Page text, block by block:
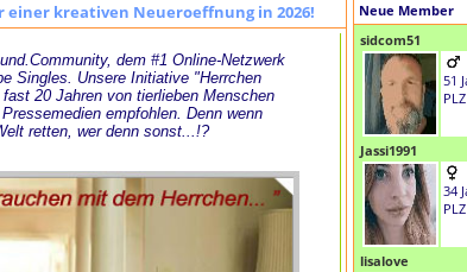
kreativen Neueroeffnung in 2026!
dem #1 Online-Netzwerk
Singles. Unsere Initiative "Herrchen
20 Jahren von tierlieben Menschen
empfohlen. Denn wenn
retten, wer denn sonst...!?
Neue Member
sidcom51
51
Jassi1991
34
lisalove